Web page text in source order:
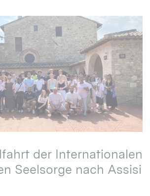
der Internationalen
Seelsorge nach Assisi